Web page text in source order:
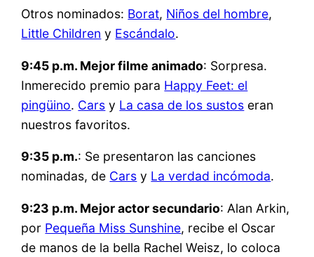
Otros nominados: Borat, Niños del hombre,
Little Children y Escándalo.
9:45 p.m. Mejor filme animado: Sorpresa.
Inmerecido premio para Happy Feet: el
pingüino. Cars y La casa de los sustos eran
nuestros favoritos.
9:35 p.m.: Se presentaron las canciones
nominadas, de Cars y La verdad incómoda.
9:23 p.m. Mejor actor secundario: Alan Arkin,
por Pequeña Miss Sunshine, recibe el Oscar
de manos de la bella Rachel Weisz, lo coloca